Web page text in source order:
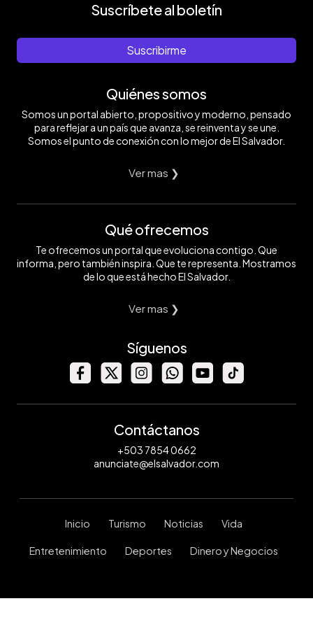
Suscríbete al boletín
Suscribirme
Quiénes somos
Somos un portal abierto, propositivo y moderno, pensado
para reflejar a un país que avanza, se reinventa y se une.
Somos el punto de conexión con lo mejor de El Salvador.
Ver mas ❯
Qué ofrecemos
Te ofrecemos un portal que evoluciona contigo. Que
informa, pero también inspira. Que te representa. Mostramos
de lo que está hecho El Salvador.
Ver mas ❯
Síguenos
Contáctanos
+503 7854 0662
anunciate@elsalvador.com
Inicio Turismo Noticias Vida
Entretenimiento Deportes Dinero y Negocios